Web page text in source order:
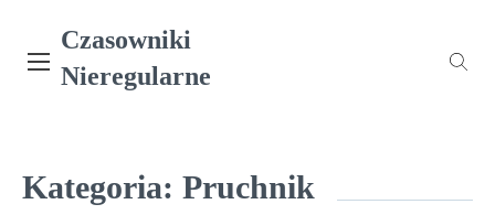
content
Czasowniki
Nieregularne
Kategoria: Pruchnik